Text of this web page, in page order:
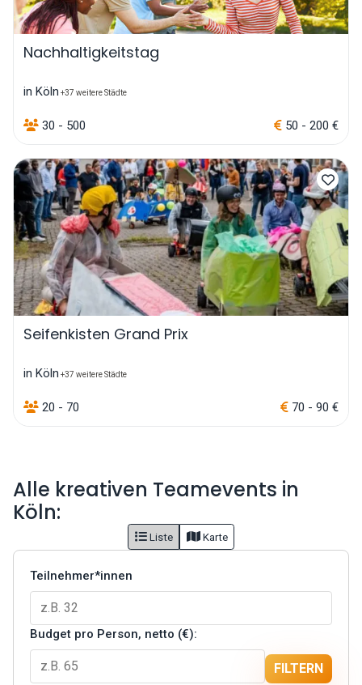
Nachhaltigkeitstag
in Köln +37 weitere Städte
30 - 500 50 - 200 €
Seifenkisten Grand Prix
in Köln +37 weitere Städte
20 - 70 70 - 90 €
Alle kreativen Teamevents in
Köln:
Liste Karte
Teilnehmer*innen
Budget pro Person, netto (€):
FILTERN